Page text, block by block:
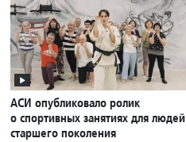
АСИ опубликовало ролик
о спортивных занятиях для людей
старшего поколения